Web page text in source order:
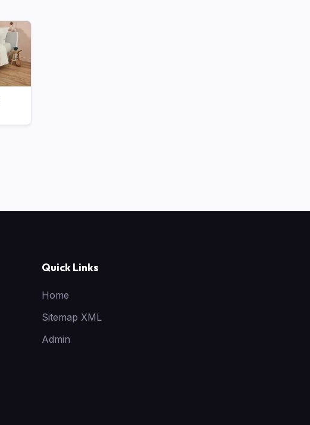
Quick Links
Home
Sitemap XML
Admin